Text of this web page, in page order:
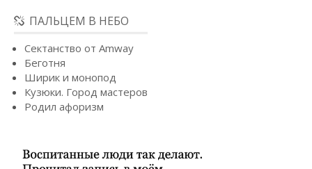
ПАЛЬЦЕМ В НЕБО
Сектанство от Amway
Беготня
Ширик и монопод
Кузюки. Город мастеров
Родил афоризм